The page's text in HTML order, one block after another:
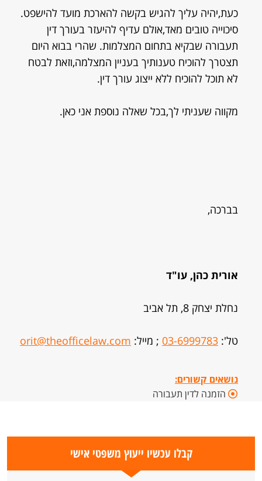
כעת,יהיה עליך להגיש בקשה להארכת מועד להישפט.
סיכוייה טובים מאד,אולם עדיף להיעזר בעורך דין
תעבורה שבקיא בתחום המצלמות. שהרי בבוא היום
תצטרך להוכיח טענותיך בעניין המצלמה,וזאת לבטח
לא תוכל להוכיח ללא ייצוג עורך דין.
מקווה שעניתי לך,בכל שאלה נוספת אני כאן.
בברכה,
אורית כהן, עו"ד
נחלת יצחק 8, תל אביב
טל': 03-6999783 ; מייל: orit@theofficelaw.com
נושאים קשורים:
הזמנה לדין תעבורה
קבלו עכשיו ייעוץ משפטי אישי